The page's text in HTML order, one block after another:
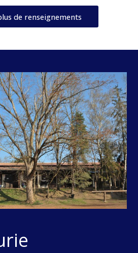
de renseignements